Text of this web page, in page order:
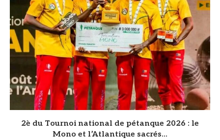
2è du Tournoi national de pétanque 2026 : le
Mono et l’Atlantique sacrés...